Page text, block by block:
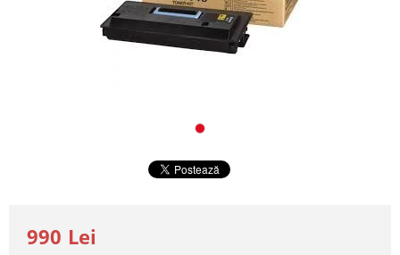
990 Lei